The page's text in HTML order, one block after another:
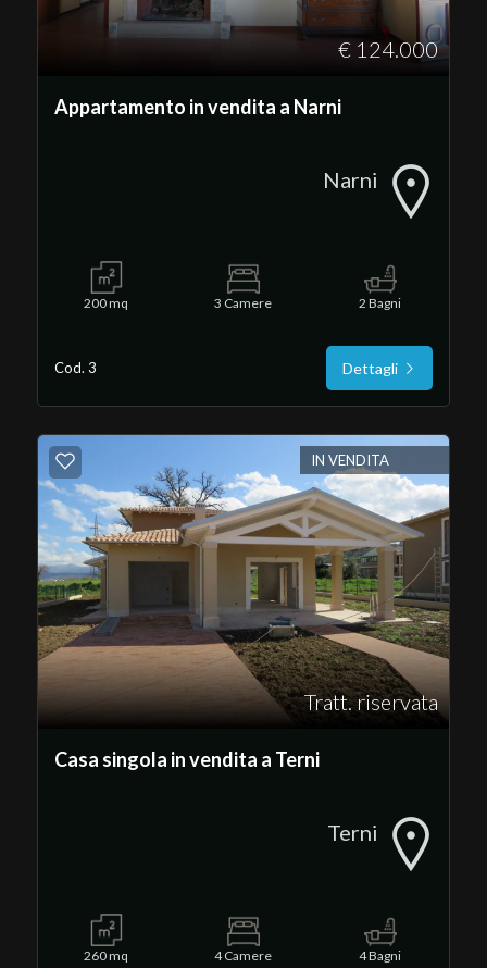
€ 124.000
Appartamento in vendita a Narni
Narni
200 mq 3 Camere 2 Bagni
Cod. 3 Dettagli
IN VENDITA
Tratt. riservata
Casa singola in vendita a Terni
Terni
260 mq 4 Camere 4 Bagni
CONTATTI
Tipologia
Residenziali
Commerciali
Terreni
Prezzo